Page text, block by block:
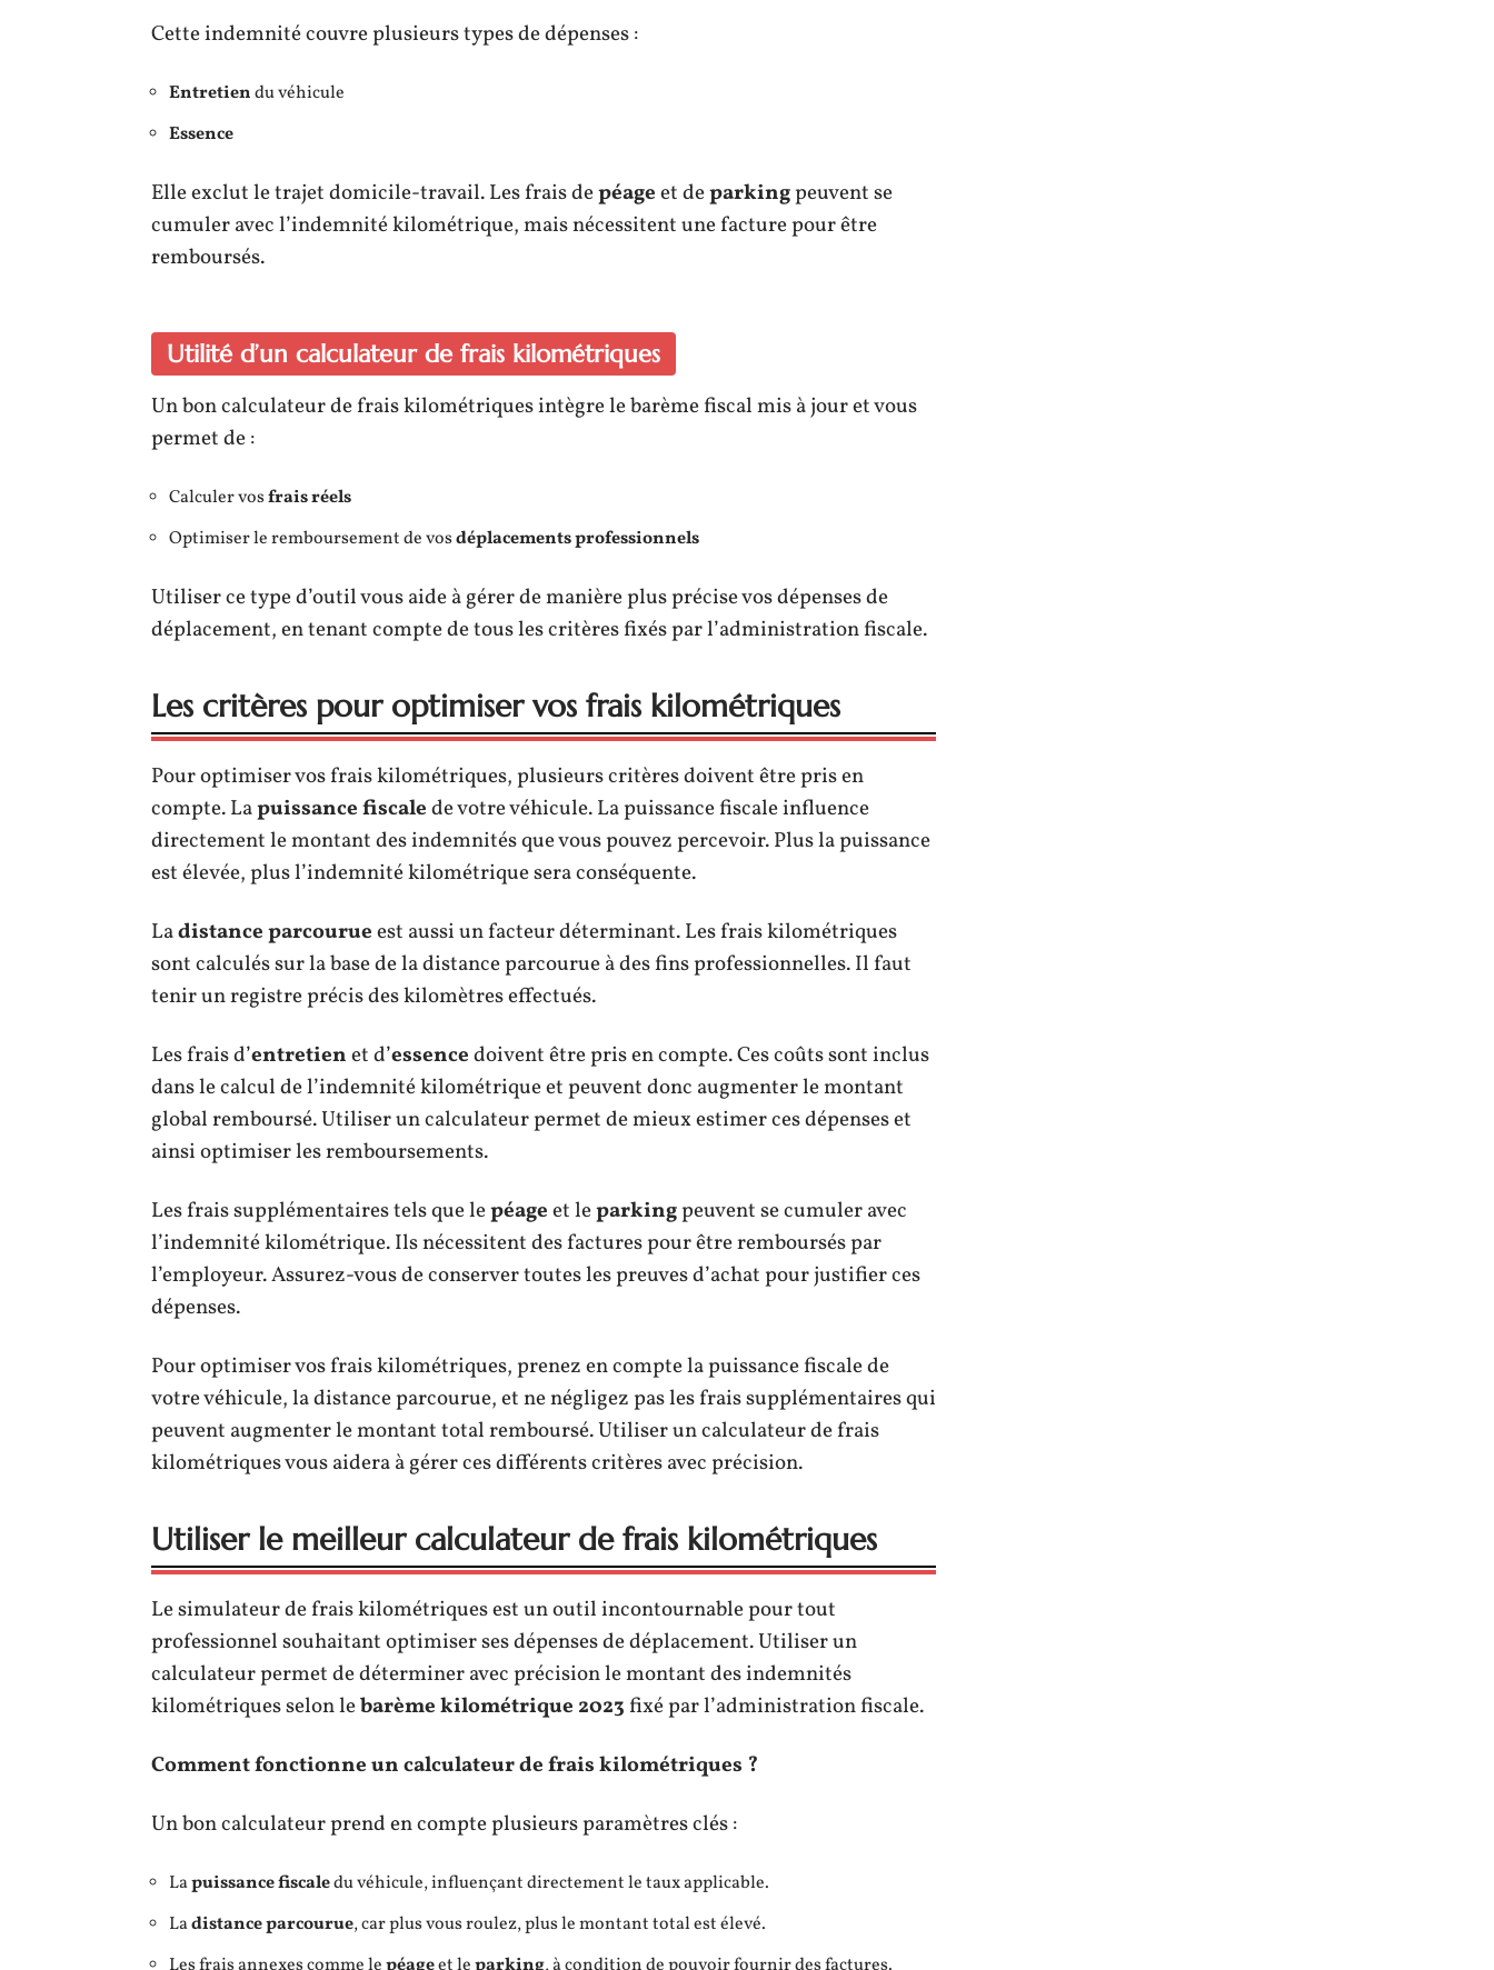
Cette indemnité couvre plusieurs types de dépenses :
Entretiendu véhicule
Essence
Elle exclut le trajet domicile-travail. Les frais depéageet deparkingpeuvent se
cumuler avec l’indemnité kilométrique, mais nécessitent une facture pour être
remboursés.
Utilité d’un calculateur de frais kilométriques
Un bon calculateur de frais kilométriques intègre le barème fiscal mis à jour et vous
permet de :
Calculer vosfrais réels
Optimiser le remboursement de vosdéplacements professionnels
Utiliser ce type d’outil vous aide à gérer de manière plus précise vos dépenses de
déplacement, en tenant compte de tous les critères fixés par l’administration fiscale.
Les critères pour optimiser vos frais kilométriques
Pour optimiser vos frais kilométriques, plusieurs critères doivent être pris en
compte. Lapuissance fiscalede votre véhicule. La puissance fiscale influence
directement le montant des indemnités que vous pouvez percevoir. Plus la puissance
est élevée, plus l’indemnité kilométrique sera conséquente.
Ladistance parcourueest aussi un facteur déterminant. Les frais kilométriques
sont calculés sur la base de la distance parcourue à des fins professionnelles. Il faut
tenir un registre précis des kilomètres effectués.
Les frais d’entretienet d’essencedoivent être pris en compte. Ces coûts sont inclus
dans le calcul de l’indemnité kilométrique et peuvent donc augmenter le montant
global remboursé. Utiliser un calculateur permet de mieux estimer ces dépenses et
ainsi optimiser les remboursements.
Les frais supplémentaires tels que lepéageet leparkingpeuvent se cumuler avec
l’indemnité kilométrique. Ils nécessitent des factures pour être remboursés par
l’employeur. Assurez-vous de conserver toutes les preuves d’achat pour justifier ces
dépenses.
Pour optimiser vos frais kilométriques, prenez en compte la puissance fiscale de
votre véhicule, la distance parcourue, et ne négligez pas les frais supplémentaires qui
peuvent augmenter le montant total remboursé. Utiliser un calculateur de frais
kilométriques vous aidera à gérer ces différents critères avec précision.
Utiliser le meilleur calculateur de frais kilométriques
Le simulateur de frais kilométriques est un outil incontournable pour tout
professionnel souhaitant optimiser ses dépenses de déplacement. Utiliser un
calculateur permet de déterminer avec précision le montant des indemnités
kilométriques selon lebarème kilométrique 2023fixé par l’administration fiscale.
Comment fonctionne un calculateur de frais kilométriques ?
Un bon calculateur prend en compte plusieurs paramètres clés :
Lapuissance fiscaledu véhicule, influençant directement le taux applicable.
Ladistance parcourue, car plus vous roulez, plus le montant total est élevé.